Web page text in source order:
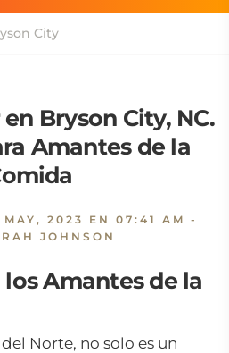
City
Bryson City, NC.
Amantes de la
MAY, 2023 EN 07:41 AM
-
JOHNSON
los Amantes de la
Norte, no solo es un